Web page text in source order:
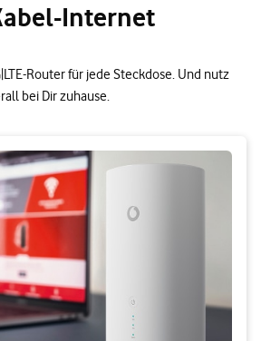
Internet
Router für jede Steckdose. Und nutz
bei Dir zuhause.